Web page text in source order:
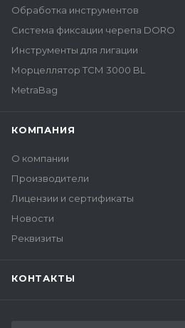
Обработка инструментов
Система фиксации черепа DORO
Инструменты для лигации
Морцеллятор ТСМ 3000 BL
MetraBag
КОМПАНИЯ
О компании
Производители
Лицензии и сертификаты
Новости
Реквизиты
КОНТАКТЫ